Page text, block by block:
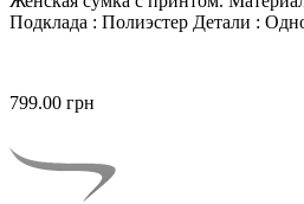
Подклада : Полиэстер Детали :
799.00 грн